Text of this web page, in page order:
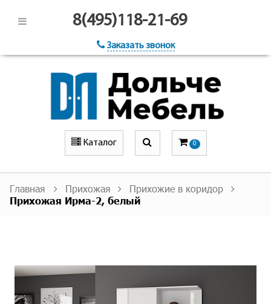
8(495)118-21-69
Заказать звонок
Каталог 0
Главная Прихожая
Прихожие в коридор
Прихожая Ирма-2, белый